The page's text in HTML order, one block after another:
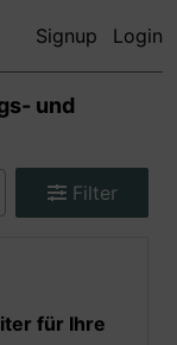
Signup Login
und
Filter
für Ihre